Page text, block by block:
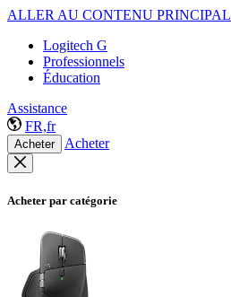
ALLER AU CONTENU PRINCIPAL
Logitech G
Professionnels
Éducation
Assistance
FR,fr
Acheter Acheter
Acheter par catégorie